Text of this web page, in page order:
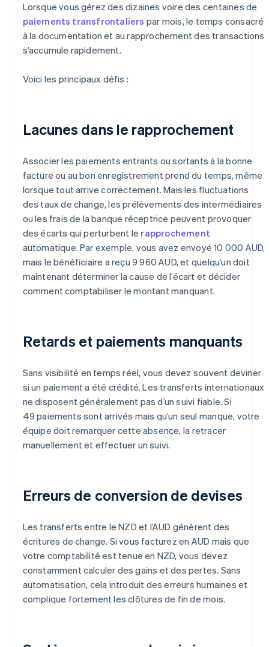
Lorsque vous gérez des dizaines voire des centaines de
paiements transfrontaliers par mois, le temps consacré
à la documentation et au rapprochement des transactions
s’accumule rapidement.
Voici les principaux défis :
Lacunes dans le rapprochement
Associer les paiements entrants ou sortants à la bonne
facture ou au bon enregistrement prend du temps, même
lorsque tout arrive correctement. Mais les fluctuations
des taux de change, les prélèvements des intermédiaires
ou les frais de la banque réceptrice peuvent provoquer
des écarts qui perturbent le rapprochement
automatique. Par exemple, vous avez envoyé 10 000 AUD,
mais le bénéficiaire a reçu 9 960 AUD, et quelqu’un doit
maintenant déterminer la cause de l’écart et décider
comment comptabiliser le montant manquant.
Retards et paiements manquants
Sans visibilité en temps réel, vous devez souvent deviner
si un paiement a été crédité. Les transferts internationaux
ne disposent généralement pas d’un suivi fiable. Si
49 paiements sont arrivés mais qu’un seul manque, votre
équipe doit remarquer cette absence, la retracer
manuellement et effectuer un suivi.
Erreurs de conversion de devises
Les transferts entre le NZD et l’AUD génèrent des
écritures de change. Si vous facturez en AUD mais que
votre comptabilité est tenue en NZD, vous devez
constamment calculer des gains et des pertes. Sans
automatisation, cela introduit des erreurs humaines et
complique fortement les clôtures de fin de mois.